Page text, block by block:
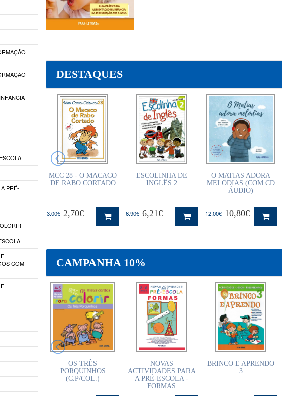
PRÉ-
COM
DESTAQUES
COMO
MCC 28 - O MACACO
DE RABO CORTADO
3.00€ 2,70€
ESCOLINHA DE
INGLÊS 2
6.90€ 6,21€
O MATIAS ADORA
MELODIAS (COM CD
ÁUDIO)
12.00€ 10,80€
CAMPANHA 10%
EM
SPTF)
OS TRÊS
PORQUINHOS
(C.P/COL.)
NOVAS
ACTIVIDADES PARA
A PRÉ-ESCOLA -
FORMAS
BRINCO E APRENDO
3